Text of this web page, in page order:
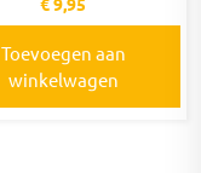
Toevoegen aan
winkelwagen